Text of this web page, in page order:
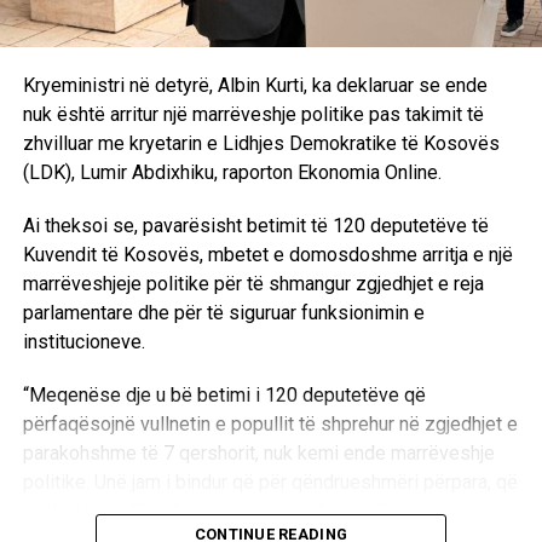
Kryeministri në detyrë, Albin Kurti, ka deklaruar se ende
nuk është arritur një marrëveshje politike pas takimit të
zhvilluar me kryetarin e Lidhjes Demokratike të Kosovës
(LDK), Lumir Abdixhiku, raporton Ekonomia Online.
Ai theksoi se, pavarësisht betimit të 120 deputetëve të
Kuvendit të Kosovës, mbetet e domosdoshme arritja e një
marrëveshjeje politike për të shmangur zgjedhjet e reja
parlamentare dhe për të siguruar funksionimin e
institucioneve.
“Meqenëse dje u bë betimi i 120 deputetëve që
përfaqësojnë vullnetin e popullit të shprehur në zgjedhjet e
parakohshme të 7 qershorit, nuk kemi ende marrëveshje
nënkupton edhe shmangien e zgjedhjeve të reja
CONTINUE READING